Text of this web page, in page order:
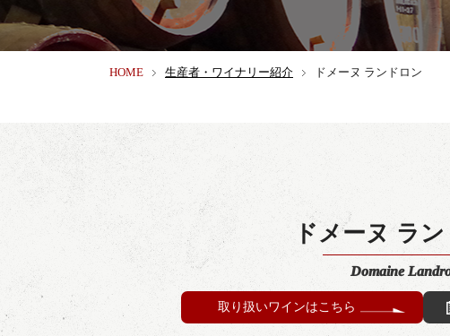
HOME 生産者・ワイナリー紹介 ドメーヌ ランドロン
ドメーヌ ラ
Domaine
取り扱いワインはこちら